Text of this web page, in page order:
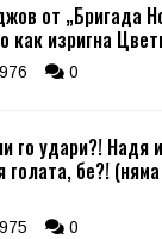
от „Бригада
как изригна
0
го удари?! Надя
голата, бе?!
0